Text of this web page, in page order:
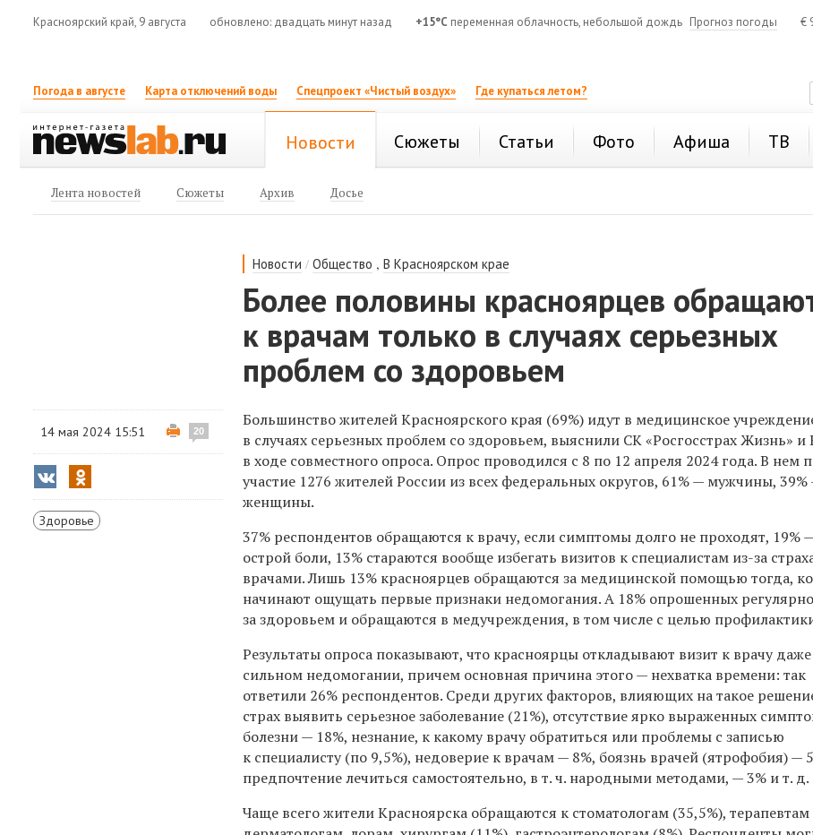
Красноярский край, 9 августа обновлено: двадцать минут назад +15°C переменная облачность, небольшой дождь Прогноз погоды €
Погода в августе Карта отключений воды Спецпроект «Чистый воздух» Где купаться летом?
Новости Сюжеты Статьи Фото Афиша ТВ
Лента новостей Сюжеты Архив Досье
Новости /Общество ,В Красноярском крае
Более половины красноярцев
к врачам только в случаях серьезных
проблем со здоровьем
14 мая 2024 15:51 20
Здоровье
Большинство жителей Красноярского края (69%) идут в медицинское
в случаях серьезных проблем со здоровьем, выяснили СК «Росгосстрах Жизнь» и
в ходе совместного опроса. Опрос проводился с 8 по 12 апреля 2024 года. В нем
участие 1276 жителей России из всех федеральных округов, 61% — мужчины,
женщины.
37% респондентов обращаются к врачу, если симптомы долго не проходят, 19%
острой боли, 13% стараются вообще избегать визитов к специалистам из-за
врачами. Лишь 13% красноярцев обращаются за медицинской помощью тогда,
начинают ощущать первые признаки недомогания. А 18% опрошенных
за здоровьем и обращаются в медучреждения, в том числе с целью
Результаты опроса показывают, что красноярцы откладывают визит к врачу
сильном недомогании, причем основная причина этого — нехватка времени: так
ответили 26% респондентов. Среди других факторов, влияющих на такое
страх выявить серьезное заболевание (21%), отсутствие ярко выраженных
болезни — 18%, незнание, к какому врачу обратиться или проблемы с записью
к специалисту (по 9,5%), недоверие к врачам — 8%, боязнь врачей (ятрофобия) —
предпочтение лечиться самостоятельно, в т. ч. народными методами, — 3% и т. д.
Чаще всего жители Красноярска обращаются к стоматологам (35,5%), терапевтам